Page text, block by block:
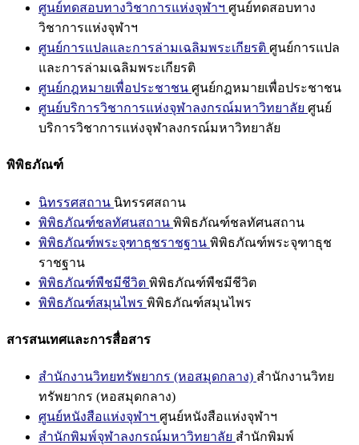
ศูนย์ทดสอบทางวิชาการแห่งจุฬาฯ ศูนย์ทดสอบทาง
วิชาการแห่งจุฬาฯ
ศูนย์การแปลและการล่ามเฉลิมพระเกียรติ ศูนย์การแปล
และการล่ามเฉลิมพระเกียรติ
ศูนย์กฎหมายเพื่อประชาชน ศูนย์กฎหมายเพื่อประชาชน
ศูนย์บริการวิชาการแห่งจุฬาลงกรณ์มหาวิทยาลัย ศูนย์
บริการวิชาการแห่งจุฬาลงกรณ์มหาวิทยาลัย
พิพิธภัณฑ์
นิทรรศสถาน นิทรรศสถาน
พิพิธภัณฑ์ชลทัศนสถาน พิพิธภัณฑ์ชลทัศนสถาน
พิพิธภัณฑ์พระจุฑาธุชราชฐาน พิพิธภัณฑ์พระจุฑาธุช
ราชฐาน
พิพิธภัณฑ์พืชมีชีวิต พิพิธภัณฑ์พืชมีชีวิต
พิพิธภัณฑ์สมุนไพร พิพิธภัณฑ์สมุนไพร
สารสนเทศและการสื่อสาร
สำนักงานวิทยทรัพยากร (หอสมุดกลาง) สำนักงานวิทย
ทรัพยากร (หอสมุดกลาง)
ศูนย์หนังสือแห่งจุฬาฯ ศูนย์หนังสือแห่งจุฬาฯ
สำนักพิมพ์จุฬาลงกรณ์มหาวิทยาลัย สำนักพิมพ์